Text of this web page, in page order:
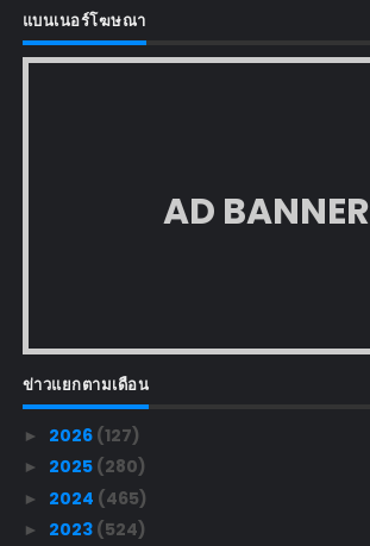
แบนเนอร์โฆษณา
AD BANNER
ข่าวแยกตามเดือน
► 2026 (127)
► 2025 (280)
► 2024 (465)
► 2023 (524)